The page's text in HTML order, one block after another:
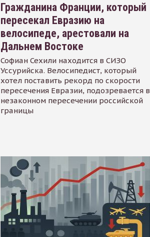
Гражданина Франции, который
пересекал Евразию на
велосипеде, арестовали на
Дальнем Востоке
Софиан Сехили находится в СИЗО
Уссурийска. Велосипедист, который
хотел поставить рекорд по скорости
пересечения Евразии, подозревается в
незаконном пересечении российской
границы